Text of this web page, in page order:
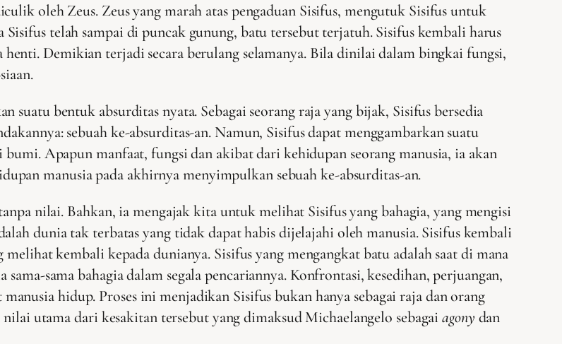
oleh Zeus. Zeus yang marah atas pengaduan Sisifus, mengutuk Sisifus untuk
telah sampai di puncak gunung, batu tersebut terjatuh. Sisifus kembali harus
Demikian terjadi secara berulang selamanya. Bila dinilai dalam bingkai fungsi,
suatu bentuk absurditas nyata. Sebagai seorang raja yang bijak, Sisifus bersedia
sebuah ke-absurditas-an. Namun, Sisifus dapat menggambarkan suatu
Apapun manfaat, fungsi dan akibat dari kehidupan seorang manusia, ia akan
manusia pada akhirnya menyimpulkan sebuah ke-absurditas-an.
nilai. Bahkan, ia mengajak kita untuk melihat Sisifus yang bahagia, yang mengisi
dunia tak terbatas yang tidak dapat habis dijelajahi oleh manusia. Sisifus kembali
kembali kepada dunianya. Sisifus yang mengangkat batu adalah saat di mana
sama bahagia dalam segala pencariannya. Konfrontasi, kesedihan, perjuangan,
hidup. Proses ini menjadikan Sisifus bukan hanya sebagai raja dan orang
utama dari kesakitan tersebut yang dimaksud Michaelangelo sebagaiagony dan